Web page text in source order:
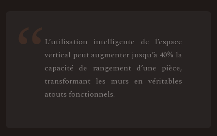
L’utilisation intelligente de l’espace
vertical peut augmenter jusqu’à 40% la
capacité de rangement d’une pièce,
transformant les murs en véritables
atouts fonctionnels.